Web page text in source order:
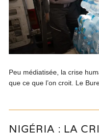
Peu médiatisée, la crise
que ce que l’on croit. Le
NIGÉRIA : LA